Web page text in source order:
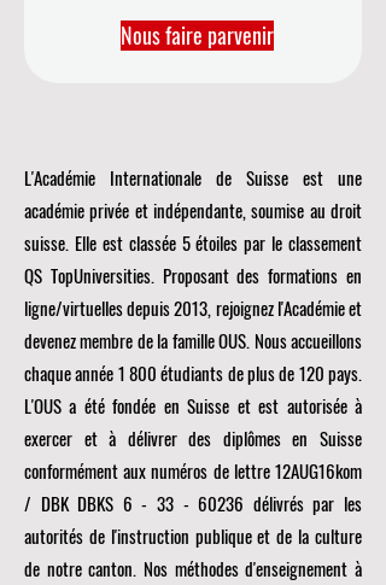
L'Académie Internationale de Suisse est une
académie privée et indépendante, soumise au droit
suisse. Elle est classée 5 étoiles par le classement
QS TopUniversities. Proposant des formations en
ligne/virtuelles depuis 2013, rejoignez l'Académie et
devenez membre de la famille OUS. Nous accueillons
chaque année 1 800 étudiants de plus de 120 pays.
L'OUS a été fondée en Suisse et est autorisée à
exercer et à délivrer des diplômes en Suisse
conformément aux numéros de lettre 12AUG16kom
/ DBK DBKS 6 - 33 - 60236 délivrés par les
autorités de l'instruction publique et de la culture
de notre canton. Nos méthodes d'enseignement à
Nous faire parvenir